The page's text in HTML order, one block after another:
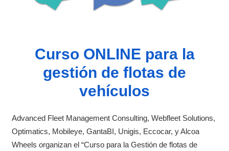
Curso ONLINE para la
gestión de flotas de
vehículos
Advanced Fleet Management Consulting, Webfleet Solutions,
Optimatics, Mobileye, GantaBI, Unigis, Eccocar, y Alcoa
Wheels organizan el “Curso para la Gestión de flotas de